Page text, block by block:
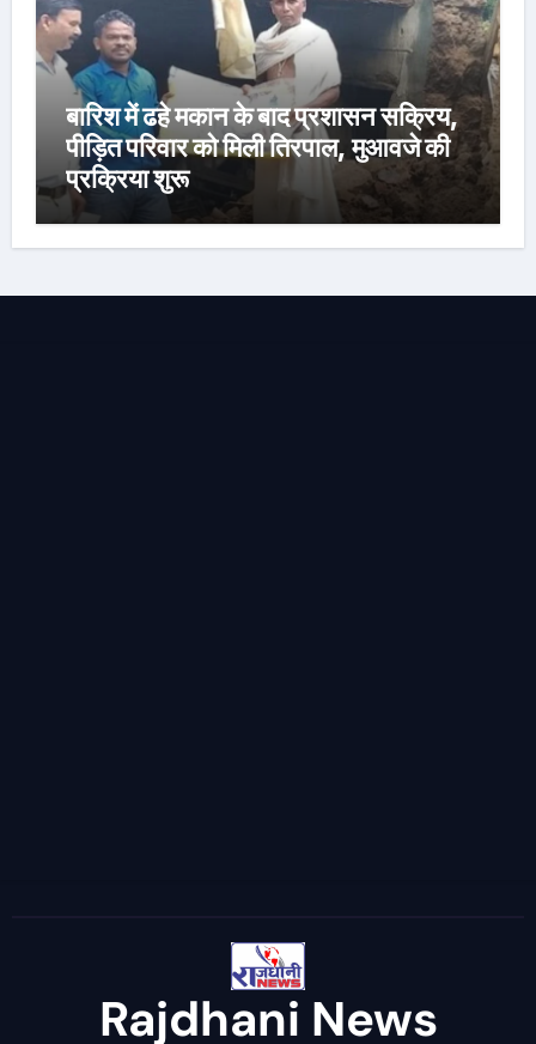
बारिश में ढहे मकान के बाद प्रशासन सक्रिय,
पीड़ित परिवार को मिली तिरपाल, मुआवजे की
प्रक्रिया शुरू
Rajdhani News